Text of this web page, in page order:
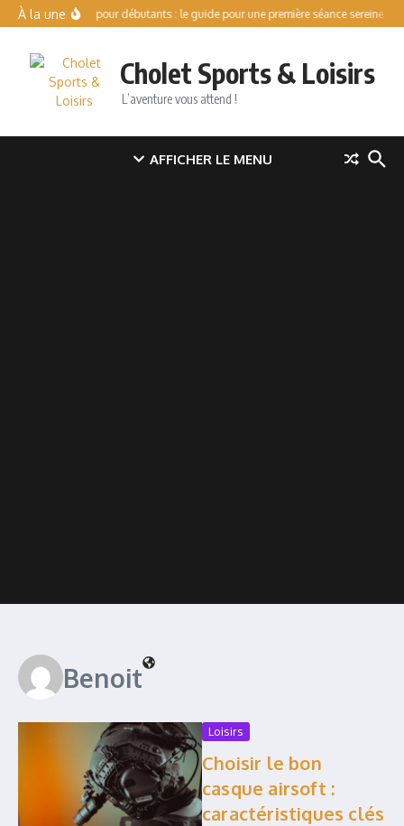
Aller au contenu
À la unePatinoire pour débutants : le guide pour une première séance sereine
Cholet Sports & Loisirs
L’aventure vous attend !
AFFICHER LE MENU
Benoit
Loisirs
Choisir le bon
casque airsoft :
caractéristiques clés